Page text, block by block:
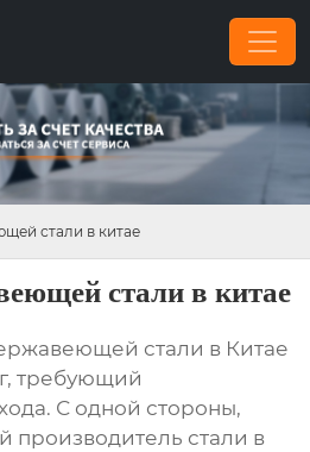
стали в китае
стали в китае
стали в Китае
требующий
С одной стороны,
производитель стали в